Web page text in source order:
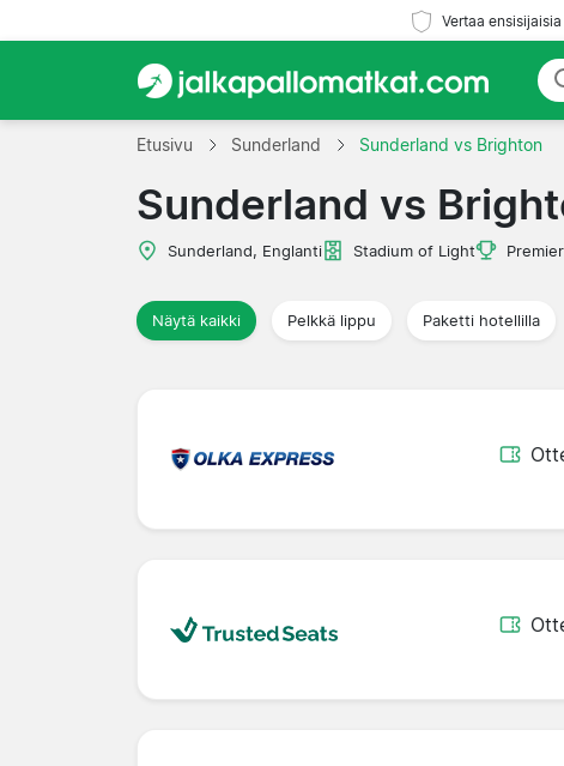
Vertaa
Etusivu Sunderland Sunderland vs Brighton
Sunderland vs
Sunderland, Englanti Stadium of Light
Näytä kaikki Pelkkä lippu Paketti hotellilla